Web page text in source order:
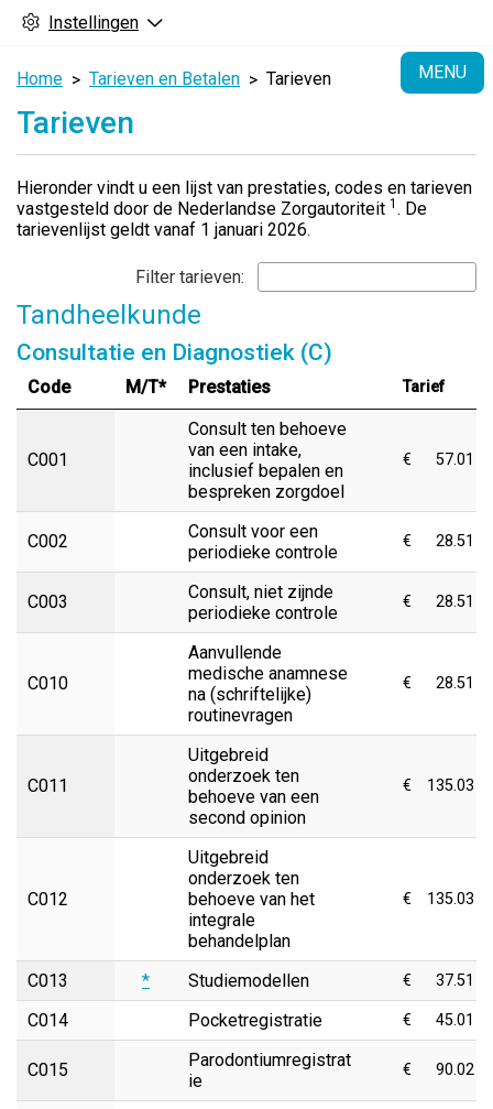
Instellingen
MENU
Home Tarieven en Betalen Tarieven
Tarieven
Hieronder vindt u een lijst van prestaties, codes en tarieven
vastgesteld door de Nederlandse Zorgautoriteit 1 . De
tarievenlijst geldt vanaf 1 januari 2026.
Filter tarieven:
Tandheelkunde
Consultatie en Diagnostiek (C)
Code M/T* Prestaties Tarief
C001
Consult ten behoeve
van een intake,
inclusief bepalen en
bespreken zorgdoel
€ 57.01
C002
Consult voor een
periodieke controle
€ 28.51
C003
Consult, niet zijnde
periodieke controle
€ 28.51
C010
Aanvullende
medische anamnese
na (schriftelijke)
routinevragen
€ 28.51
C011
Uitgebreid
onderzoek ten
behoeve van een
second opinion
€ 135.03
C012
Uitgebreid
onderzoek ten
behoeve van het
integrale
behandelplan
€ 135.03
C013 * Studiemodellen € 37.51
C014 Pocketregistratie € 45.01
C015
Parodontiumregistrat
ie
€ 90.02